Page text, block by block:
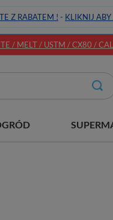
Z RABATEM ! - KLIKNIJ
/ MELT / USTM / CX80 /